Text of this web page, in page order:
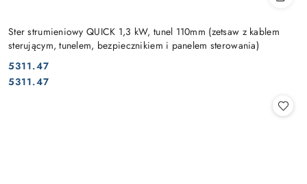
Ster strumieniowy QUICK 1,3 kW, tunel 110mm (zetsaw z kablem
sterującym, tunelem, bezpiecznikiem i panelem sterowania)
Cena:
5311.47
Cena:
5311.47